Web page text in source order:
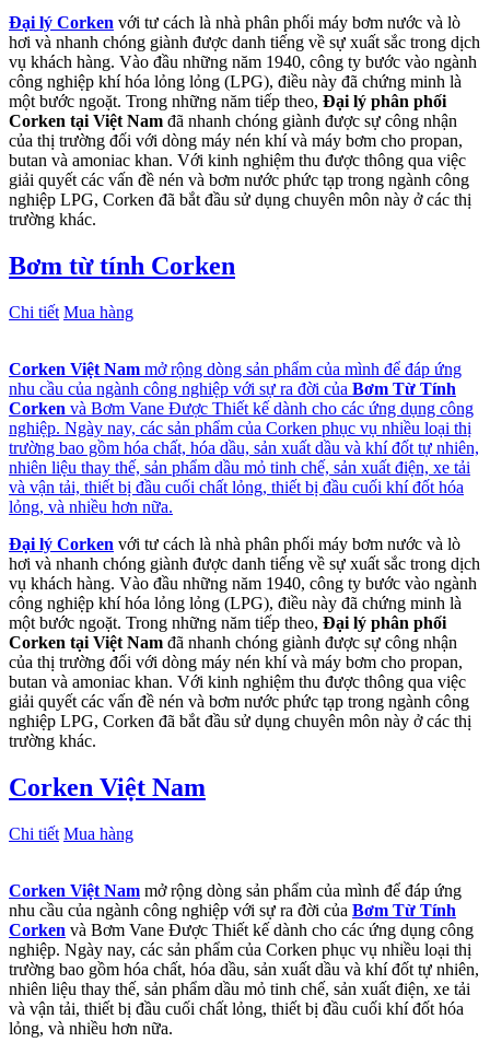
Đại lý Corken với tư cách là nhà phân phối máy bơm nước và lò
hơi và nhanh chóng giành được danh tiếng về sự xuất sắc trong dịch
vụ khách hàng. Vào đầu những năm 1940, công ty bước vào ngành
công nghiệp khí hóa lỏng lỏng (LPG), điều này đã chứng minh là
một bước ngoặt. Trong những năm tiếp theo, Đại lý phân phối
Corken tại Việt Nam đã nhanh chóng giành được sự công nhận
của thị trường đối với dòng máy nén khí và máy bơm cho propan,
butan và amoniac khan. Với kinh nghiệm thu được thông qua việc
giải quyết các vấn đề nén và bơm nước phức tạp trong ngành công
nghiệp LPG, Corken đã bắt đầu sử dụng chuyên môn này ở các thị
trường khác.
Bơm từ tính Corken
Chi tiết Mua hàng
Corken Việt Nam mở rộng dòng sản phẩm của mình để đáp ứng
nhu cầu của ngành công nghiệp với sự ra đời của Bơm Từ Tính
Corken và Bơm Vane Được Thiết kế dành cho các ứng dụng công
nghiệp. Ngày nay, các sản phẩm của Corken phục vụ nhiều loại thị
trường bao gồm hóa chất, hóa dầu, sản xuất dầu và khí đốt tự nhiên,
nhiên liệu thay thế, sản phẩm dầu mỏ tinh chế, sản xuất điện, xe tải
và vận tải, thiết bị đầu cuối chất lỏng, thiết bị đầu cuối khí đốt hóa
lỏng, và nhiều hơn nữa.
Đại lý Corken với tư cách là nhà phân phối máy bơm nước và lò
hơi và nhanh chóng giành được danh tiếng về sự xuất sắc trong dịch
vụ khách hàng. Vào đầu những năm 1940, công ty bước vào ngành
công nghiệp khí hóa lỏng lỏng (LPG), điều này đã chứng minh là
một bước ngoặt. Trong những năm tiếp theo, Đại lý phân phối
Corken tại Việt Nam đã nhanh chóng giành được sự công nhận
của thị trường đối với dòng máy nén khí và máy bơm cho propan,
butan và amoniac khan. Với kinh nghiệm thu được thông qua việc
giải quyết các vấn đề nén và bơm nước phức tạp trong ngành công
nghiệp LPG, Corken đã bắt đầu sử dụng chuyên môn này ở các thị
trường khác.
Corken Việt Nam
Chi tiết Mua hàng
Corken Việt Nam mở rộng dòng sản phẩm của mình để đáp ứng
nhu cầu của ngành công nghiệp với sự ra đời của Bơm Từ Tính
Corken và Bơm Vane Được Thiết kế dành cho các ứng dụng công
nghiệp. Ngày nay, các sản phẩm của Corken phục vụ nhiều loại thị
trường bao gồm hóa chất, hóa dầu, sản xuất dầu và khí đốt tự nhiên,
nhiên liệu thay thế, sản phẩm dầu mỏ tinh chế, sản xuất điện, xe tải
và vận tải, thiết bị đầu cuối chất lỏng, thiết bị đầu cuối khí đốt hóa
lỏng, và nhiều hơn nữa.